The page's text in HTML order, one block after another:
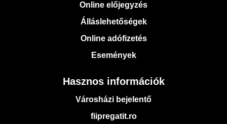
Online előjegyzés
Álláslehetőségek
Online adófizetés
Események
Hasznos információk
Városházi bejelentő
fiipregatit.ro